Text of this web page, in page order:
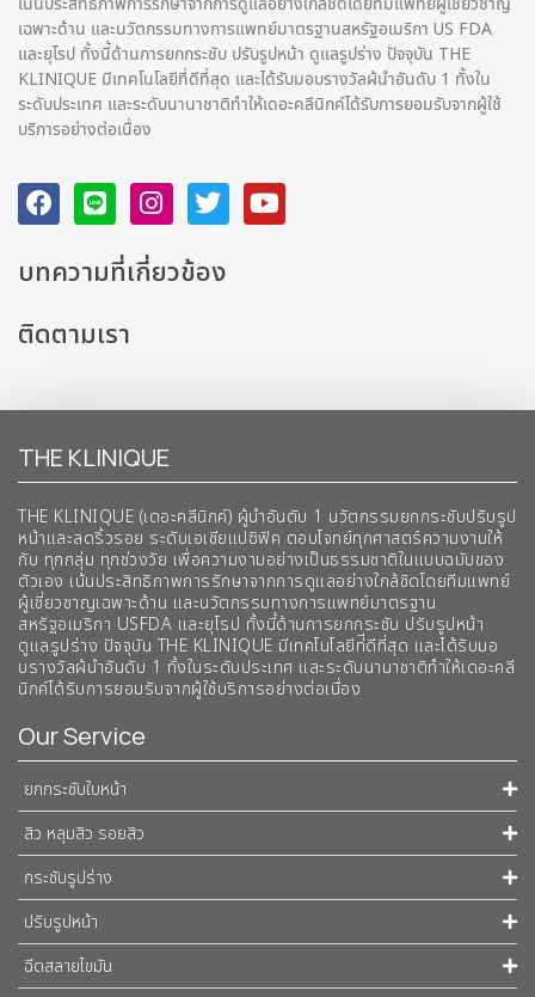
เฉพาะด้าน และนวัตกรรมทางการแพทย์มาตรฐานสหรัฐอเมริกา US FDA
และยุโรป ทั้งนี้ด้านการยกกระชับ ปรับรูปหน้า ดูแลรูปร่าง ปัจจุบัน THE
KLINIQUE มีเทคโนโลยีที่ดีที่สุด และได้รับมอบรางวัลผ้นำอันดับ 1 ทั้งใน
ระดับประเทศ และระดับนานาชาติทําให้เดอะคลีนิกค์ได้รับการยอมรับจากผู้ใช้
บริการอย่างต่อเนื่อง
บทความที่เกี่ยวข้อง
ติดตามเรา
THE KLINIQUE
THE KLINIQUE (เดอะคลีนิกค์) ผู้นำอันดับ 1 นวัตกรรมยกกระชับปรับรูป
หน้าและลดริ้วรอย ระดับเอเชียแปซิฟิค ตอบโจทย์ทุกศาสตร์ความงามให้
กับ ทุกกลุ่ม ทุกช่วงวัย เพื่อความงามอย่างเป็นธรรมชาติในแบบฉบับของ
ตัวเอง เน้นประสิทธิภาพการรักษาจากการดูแลอย่างใกล้ชิดโดยทีมแพทย์
ผู้เชี่ยวชาญเฉพาะด้าน และนวัตกรรมทางการแพทย์มาตรฐาน
สหรัฐอเมริกา USFDA และยุโรป ทั้งนี้ด้านการยกกระชับ ปรับรูปหน้า
ดูแลรูปร่าง ปัจจุบัน THE KLINIQUE มีเทคโนโลยีท่ีดีที่สุด และได้รับมอ
บรางวัลผ้นำอันดับ 1 ทั้งในระดับประเทศ และระดับนานาชาติทําให้เดอะคลี
นิกค์ได้รับการยอมรับจากผู้ใช้บริการอย่างต่อเนื่อง
Our Service
ยกกระชับใบหน้า
สิว หลุมสิว รอยสิว
กระชับรูปร่าง
ปรับรูปหน้า
ฉีดสลายไขมัน